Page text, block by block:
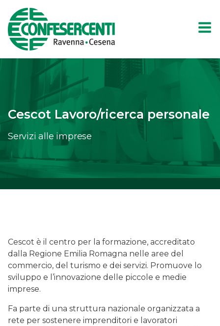
Cescot Lavoro/ricerca personale
Servizi alle imprese
Cescot è il centro per la formazione, accreditato
dalla Regione Emilia Romagna nelle aree del
commercio, del turismo e dei servizi. Promuove lo
sviluppo e l’innovazione delle piccole e medie
imprese.
Fa parte di una struttura nazionale organizzata a
rete per sostenere imprenditori e lavoratori